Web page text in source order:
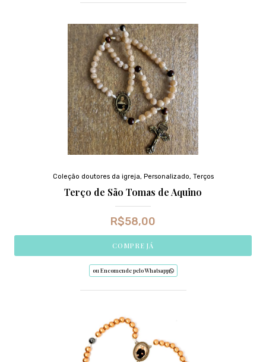
Coleção doutores da igreja, Personalizado, Terços
Terço de São Tomas de Aquino
R$58,00
COMPRE JÁ
ou Encomende pelo Whatsapp